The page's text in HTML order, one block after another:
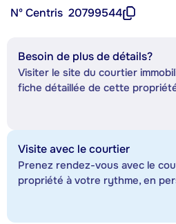
Nº Centris 20799544
Besoin de plus de détails?
Visiter le site du courtier
fiche détaillée de cette
Visite avec le courtier
Prenez rendez-vous avec le
propriété à votre rythme, en